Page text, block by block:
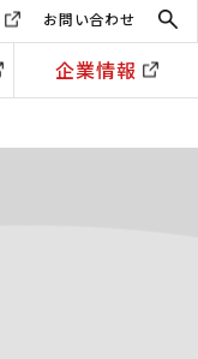
お問い合わせ
企業情報